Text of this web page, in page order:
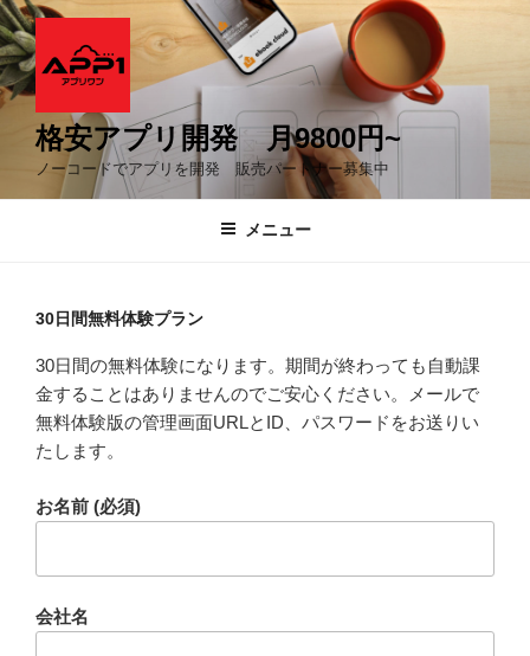
コ
ン
テ
ン
格安アプリ開発 月9800円~
ノーコードでアプリを開発 販売パートナー募集中
メニュー
30日間無料体験プラン
30日間の無料体験になります。期間が終わっても自動課
金することはありませんのでご安心ください。メールで
無料体験版の管理画面URLとID、パスワードをお送りい
たします。
お名前 (必須)
会社名